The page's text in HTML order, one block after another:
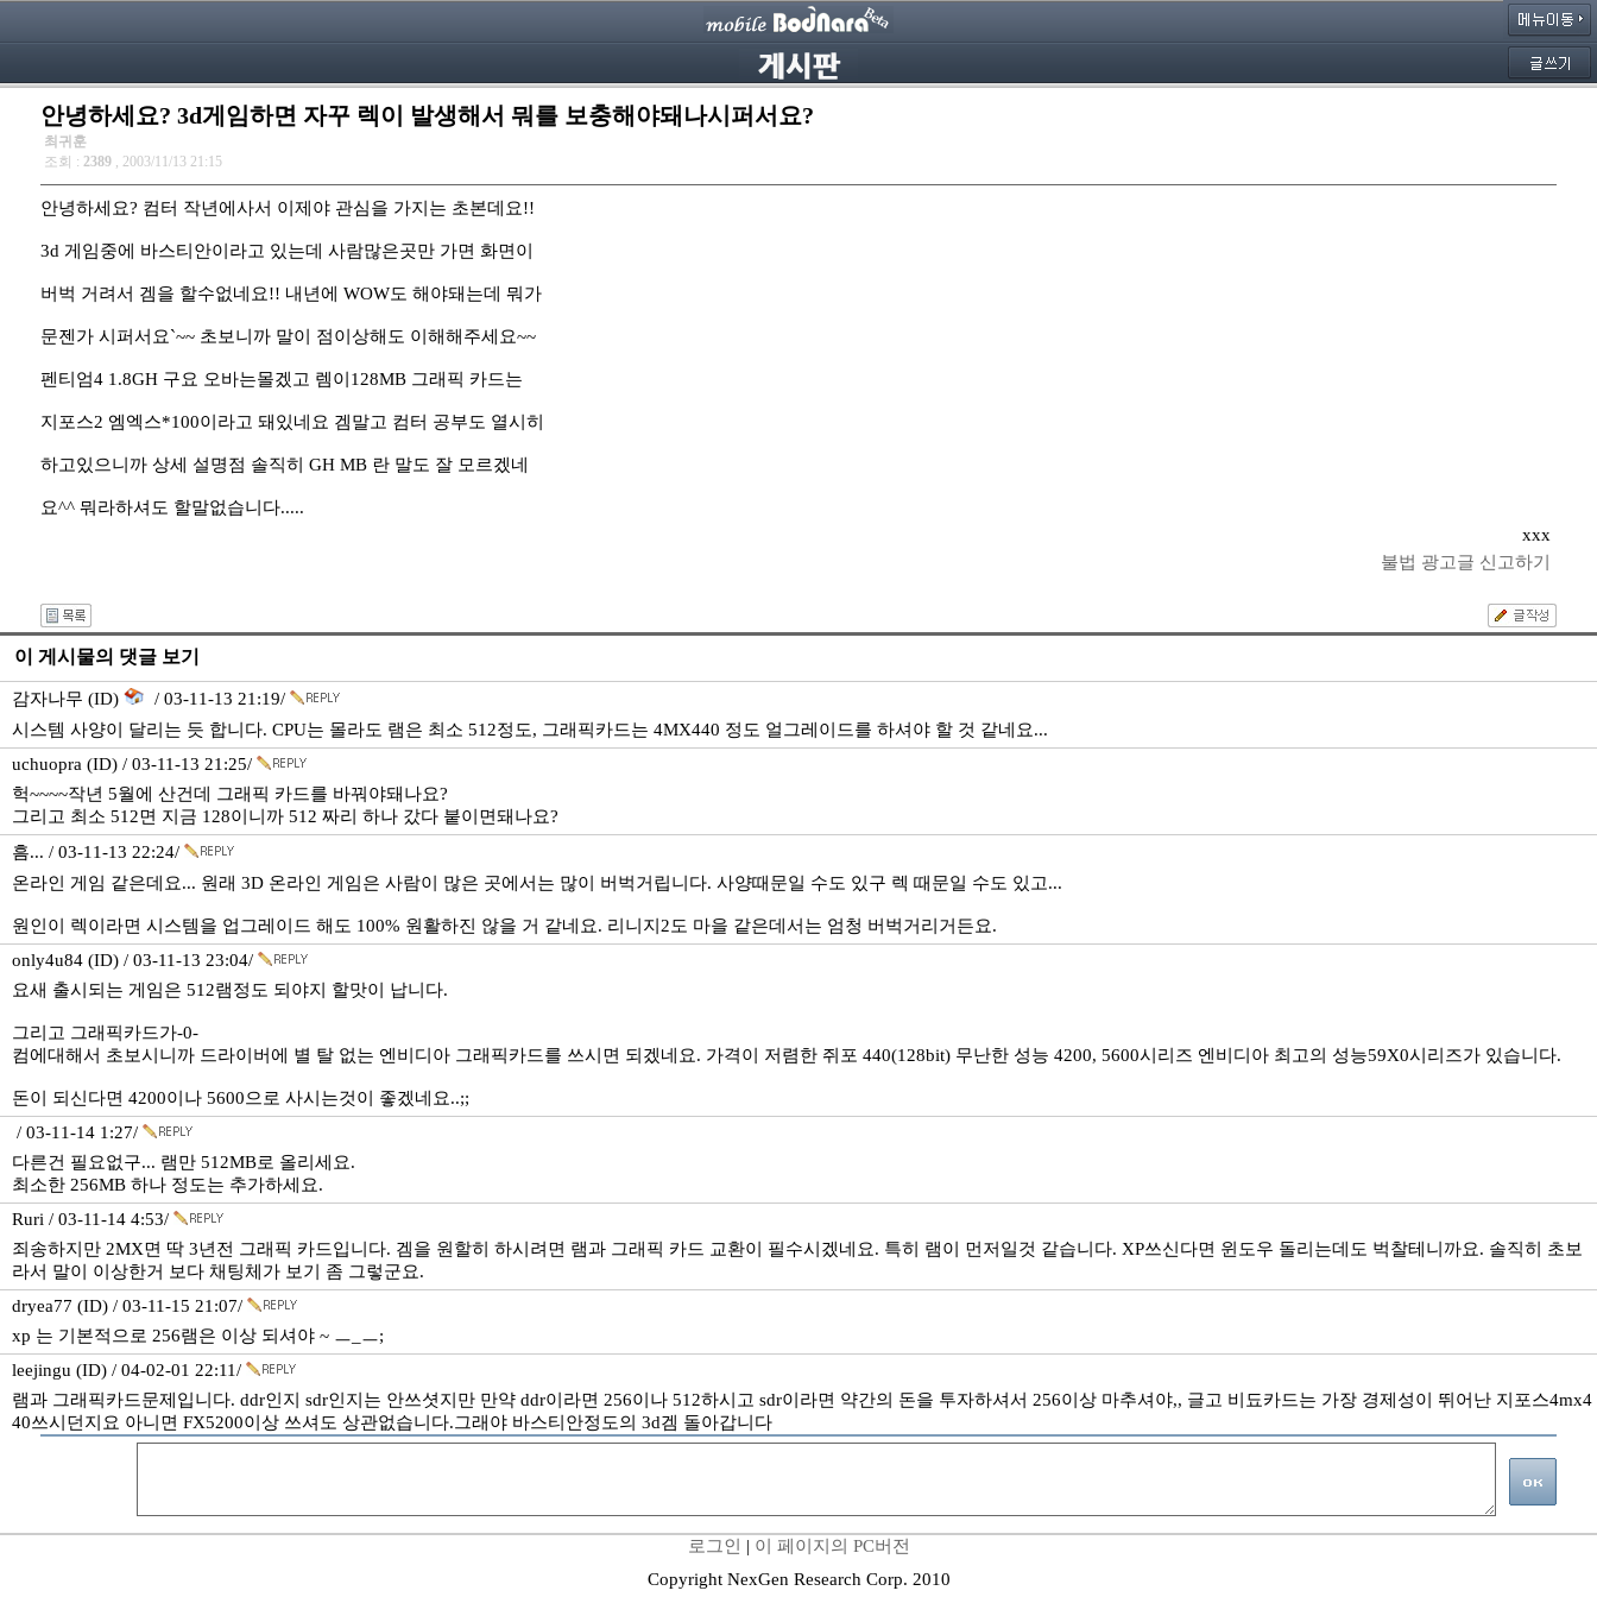
안녕하세요? 3d게임하면 자꾸 렉이 발생해서 뭐를 보충해야돼나시퍼서요?
최귀훈
조회 : 2389 , 2003/11/13 21:15
안녕하세요? 컴터 작년에사서 이제야 관심을 가지는 초본데요!!
3d 게임중에 바스티안이라고 있는데 사람많은곳만 가면 화면이
버벅 거려서 겜을 할수없네요!! 내년에 WOW도 해야돼는데 뭐가
문젠가 시퍼서요`~~ 초보니까 말이 점이상해도 이해해주세요~~
펜티엄4 1.8GH 구요 오바는몰겠고 렘이128MB 그래픽 카드는
지포스2 엠엑스*100이라고 돼있네요 겜말고 컴터 공부도 열시히
하고있으니까 상세 설명점 솔직히 GH MB 란 말도 잘 모르겠네
요^^ 뭐라하셔도 할말없습니다.....
xxx
불법 광고글 신고하기
이 게시물의 댓글 보기
감자나무 (ID)
/ 03-11-13 21:19/
시스템 사양이 달리는 듯 합니다. CPU는 몰라도 램은 최소 512정도, 그래픽카드는 4MX440 정도 얼그레이드를 하셔야 할 것 같네요...
uchuopra (ID) / 03-11-13 21:25/
헉~~~~작년 5월에 산건데 그래픽 카드를 바꿔야돼나요?
그리고 최소 512면 지금 128이니까 512 짜리 하나 갔다 붙이면돼나요?
흠... / 03-11-13 22:24/
온라인 게임 같은데요... 원래 3D 온라인 게임은 사람이 많은 곳에서는 많이 버벅거립니다. 사양때문일 수도 있구 렉 때문일 수도 있고...
원인이 렉이라면 시스템을 업그레이드 해도 100% 원활하진 않을 거 같네요. 리니지2도 마을 같은데서는 엄청 버벅거리거든요.
only4u84 (ID) / 03-11-13 23:04/
요새 출시되는 게임은 512램정도 되야지 할맛이 납니다.
그리고 그래픽카드가-0-
컴에대해서 초보시니까 드라이버에 별 탈 없는 엔비디아 그래픽카드를 쓰시면 되겠네요. 가격이 저렴한 쥐포 440(128bit) 무난한 성능 4200, 5600시리즈 엔비디아 최고의 성능59X0시리즈가 있습니다.
돈이 되신다면 4200이나 5600으로 사시는것이 좋겠네요..;;
/ 03-11-14 1:27/
다른건 필요없구... 램만 512MB로 올리세요.
최소한 256MB 하나 정도는 추가하세요.
Ruri / 03-11-14 4:53/
죄송하지만 2MX면 딱 3년전 그래픽 카드입니다. 겜을 원할히 하시려면 램과 그래픽 카드 교환이 필수시겠네요. 특히 램이 먼저일것 같습니다. XP쓰신다면 윈도우 돌리는데도 벅찰테니까요. 솔직히 초보
라서 말이 이상한거 보다 채팅체가 보기 좀 그렇군요.
dryea77 (ID) / 03-11-15 21:07/
xp 는 기본적으로 256램은 이상 되셔야 ~ ㅡ_ㅡ;
leejingu (ID) / 04-02-01 22:11/
램과 그래픽카드문제입니다. ddr인지 sdr인지는 안쓰셧지만 만약 ddr이라면 256이나 512하시고 sdr이라면 약간의 돈을 투자하셔서 256이상 마추셔야,, 글고 비됴카드는 가장 경제성이 뛰어난 지포스4mx4
40쓰시던지요 아니면 FX5200이상 쓰셔도 상관없습니다.그래야 바스티안정도의 3d겜 돌아갑니다
로그인 | 이 페이지의 PC버전
Copyright NexGen Research Corp. 2010